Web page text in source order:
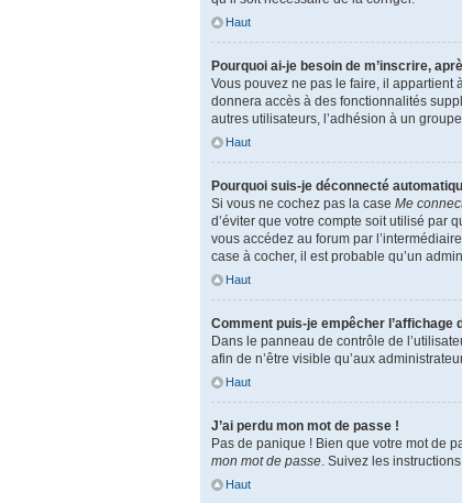
Haut
Pourquoi ai-je besoin de m’inscrire,
Vous pouvez ne pas le faire, il appartient
donnera accès à des fonctionnalités
autres utilisateurs, l’adhésion à un
Haut
Pourquoi suis-je déconnecté
Si vous ne cochez pas la case Me
d’éviter que votre compte soit utilisé par
vous accédez au forum par
case à cocher, il est probable qu’un
Haut
Comment puis-je empêcher l’affichage
Dans le panneau de contrôle de
afin de n’être visible qu’aux
Haut
J’ai perdu mon mot de passe !
Pas de panique ! Bien que votre mot de
mon mot de passe. Suivez les
Haut